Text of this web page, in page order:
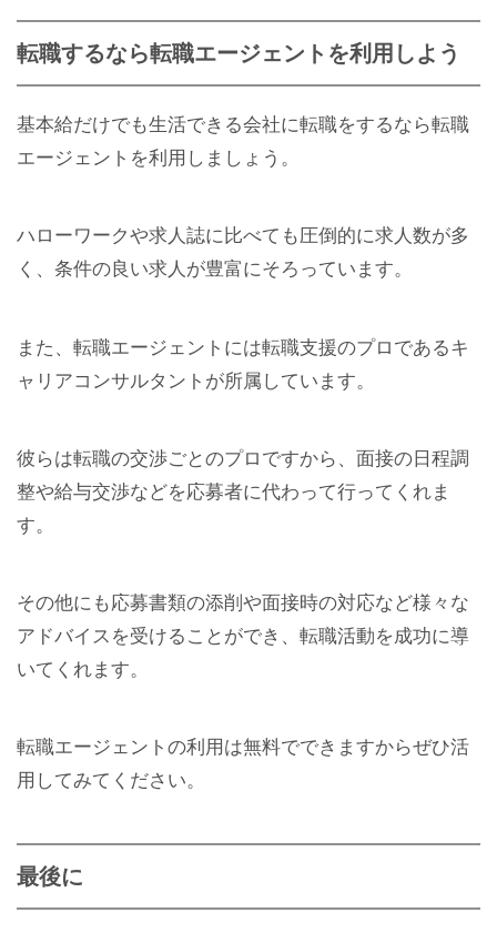
転職するなら転職エージェントを利用しよう
基本給だけでも生活できる会社に転職をするなら転職
エージェントを利用しましょう。
ハローワークや求人誌に比べても圧倒的に求人数が多
く、条件の良い求人が豊富にそろっています。
また、転職エージェントには転職支援のプロであるキ
ャリアコンサルタントが所属しています。
彼らは転職の交渉ごとのプロですから、面接の日程調
整や給与交渉などを応募者に代わって行ってくれま
す。
その他にも応募書類の添削や面接時の対応など様々な
アドバイスを受けることができ、転職活動を成功に導
いてくれます。
転職エージェントの利用は無料でできますからぜひ活
用してみてください。
最後に